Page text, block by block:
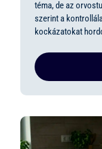
téma, de az
szerint a
kockázatokat